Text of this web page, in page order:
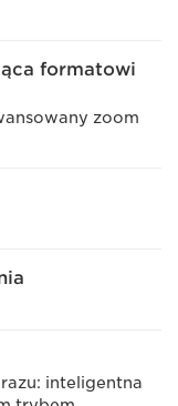
formatowi
zoom
inteligentna